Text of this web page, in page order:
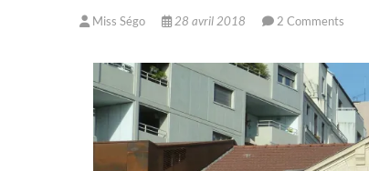
Miss Ségo 28 avril 2018 2 Comments